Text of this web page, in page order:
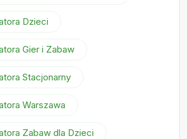
Dzieci
Gier i Zabaw
Stacjonarny
Warszawa
Zabaw dla Dzieci